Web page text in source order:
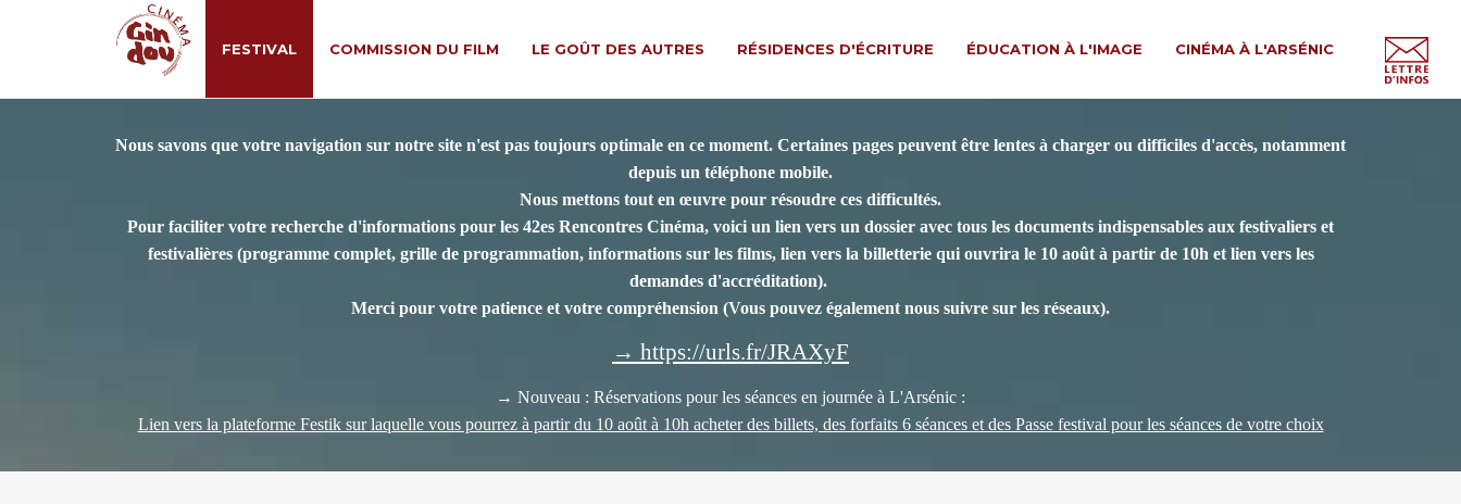
FESTIVAL COMMISSION DU FILM LE GOÛT DES AUTRES RÉSIDENCES D'ÉCRITURE ÉDUCATION À L'IMAGE CINÉMA À L'ARSÉNIC
Nous savons que votre navigation sur notre site n'est pas toujours optimale en ce moment. Certaines pages peuvent être lentes à charger ou difficiles d'accès, notamment
depuis un téléphone mobile.
Nous mettons tout en œuvre pour résoudre ces difficultés.
Pour faciliter votre recherche d'informations pour les 42es Rencontres Cinéma, voici un lien vers un dossier avec tous les documents indispensables aux festivaliers et
festivalières (programme complet, grille de programmation, informations sur les films, lien vers la billetterie qui ouvrira le 10 août à partir de 10h et lien vers les
demandes d'accréditation).
Merci pour votre patience et votre compréhension (Vous pouvez également nous suivre sur les réseaux).
→ https://urls.fr/JRAXyF
→ Nouveau : Réservations pour les séances en journée à L'Arsénic :
Lien vers la plateforme Festik sur laquelle vous pourrez à partir du 10 août à 10h acheter des billets, des forfaits 6 séances et des Passe festival pour les séances de votre choix